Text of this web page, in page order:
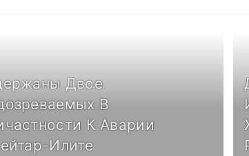
Двое
В
К Аварии
Илите